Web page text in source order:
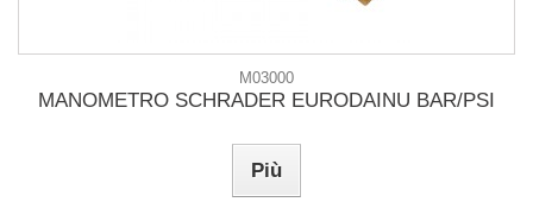
M03000
MANOMETRO SCHRADER EURODAINU BAR/PSI
Più